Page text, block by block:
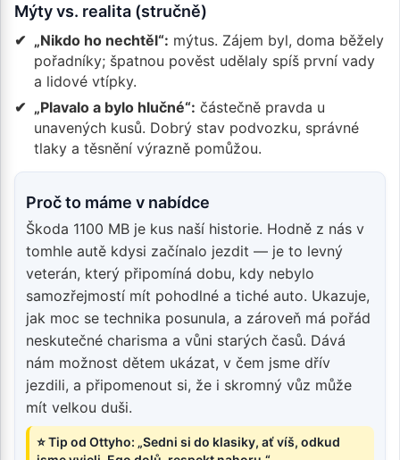
Mýty vs. realita (stručně)
„Nikdo ho nechtěl“: mýtus. Zájem byl, doma běžely
pořadníky; špatnou pověst udělaly spíš první vady
a lidové vtípky.
„Plavalo a bylo hlučné“: částečně pravda u
unavených kusů. Dobrý stav podvozku, správné
tlaky a těsnění výrazně pomůžou.
Proč to máme v nabídce
Škoda 1100 MB je kus naší historie. Hodně z nás v
tomhle autě kdysi začínalo jezdit — je to levný
veterán, který připomíná dobu, kdy nebylo
samozřejmostí mít pohodlné a tiché auto. Ukazuje,
jak moc se technika posunula, a zároveň má pořád
neskutečné charisma a vůni starých časů. Dává
nám možnost dětem ukázat, v čem jsme dřív
jezdili, a připomenout si, že i skromný vůz může
mít velkou duši.
⭐ Tip od Ottyho: „Sedni si do klasiky, ať víš, odkud